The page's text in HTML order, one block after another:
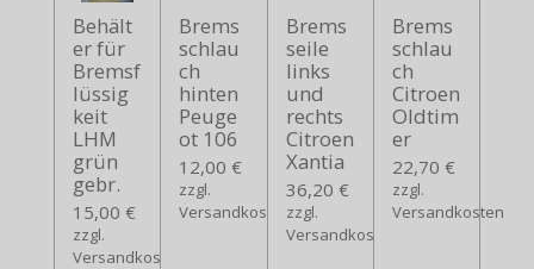
Behält
er für
Bremsf
lüssig
keit
LHM
grün
gebr.
15,00 €
zzgl.
Versandkosten
Brems
schlau
ch
hinten
Peuge
ot 106
12,00 €
zzgl.
Versandkosten
Brems
seile
links
und
rechts
Citroen
Xantia
36,20 €
zzgl.
Versandkosten
Brems
schlau
ch
Citroen
Oldtim
er
22,70 €
zzgl.
Versandkosten